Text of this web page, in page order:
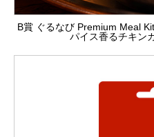
B賞 ぐるなび Premium Meal
パイス香るチキン